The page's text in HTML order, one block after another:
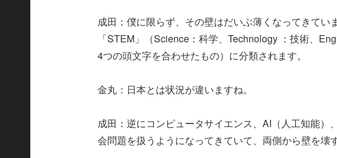
成田：僕に限らず、その壁はだいぶ薄くなってきてい
「STEM」（Science：科学、Technology ：技術、
4つの頭文字を合わせたもの）に分類されます。
金丸：日本とは状況が違いますね。
成田：逆にコンピュータサイエンス、AI（人工知能）
会問題を扱うようになってきていて、両側から壁を壊